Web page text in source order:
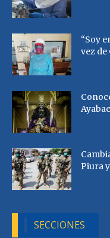
“Soy
vez de
Piura
SECCIONES